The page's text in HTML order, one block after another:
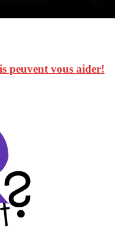
peuvent vous aider!